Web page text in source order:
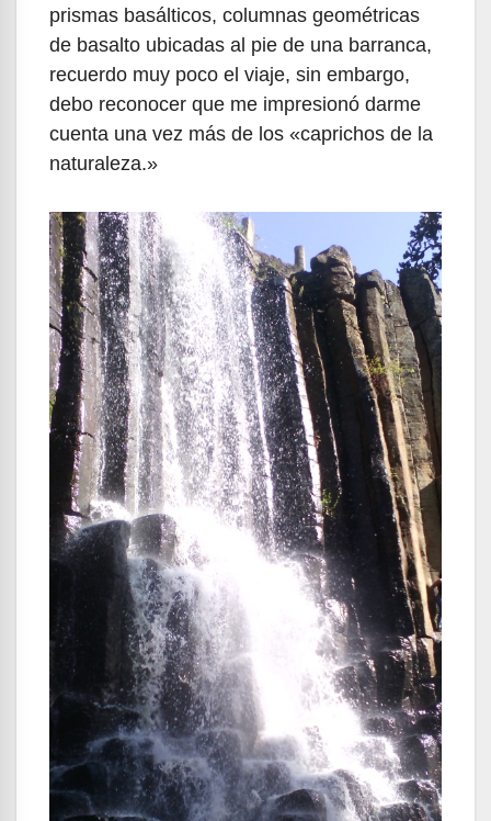
prismas basálticos, columnas geométricas
de basalto ubicadas al pie de una barranca,
recuerdo muy poco el viaje, sin embargo,
debo reconocer que me impresionó darme
cuenta una vez más de los «caprichos de la
naturaleza.»